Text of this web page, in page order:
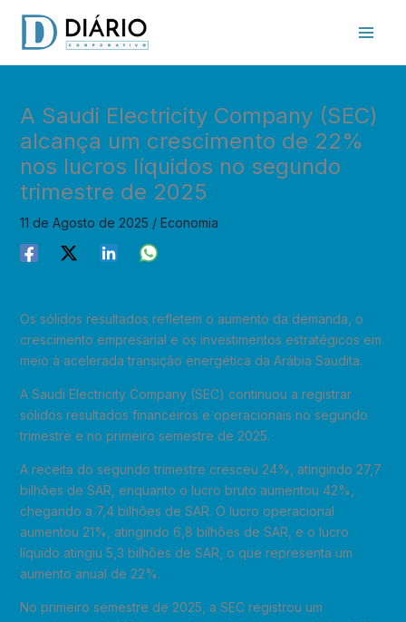
content
A Saudi Electricity Company (SEC)
alcança um crescimento de 22%
nos lucros líquidos no segundo
trimestre de 2025
11 de Agosto de 2025 / Economia
Os sólidos resultados refletem o aumento da demanda, o
crescimento empresarial e os investimentos estratégicos em
meio à acelerada transição energética da Arábia Saudita.
A Saudi Electricity Company (SEC) continuou a registrar
sólidos resultados financeiros e operacionais no segundo
trimestre e no primeiro semestre de 2025.
A receita do segundo trimestre cresceu 24%, atingindo 27,7
bilhões de SAR, enquanto o lucro bruto aumentou 42%,
chegando a 7,4 bilhões de SAR. O lucro operacional
aumentou 21%, atingindo 6,8 bilhões de SAR, e o lucro
líquido atingiu 5,3 bilhões de SAR, o que representa um
aumento anual de 22%.
No primeiro semestre de 2025, a SEC registrou um